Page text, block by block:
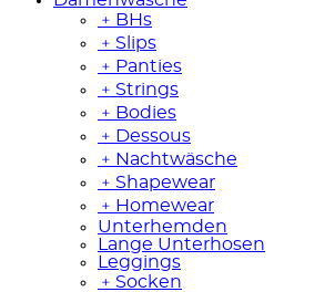
﹢ BHs
﹢ Slips
﹢ Panties
﹢ Strings
﹢ Bodies
﹢ Dessous
﹢ Nachtwäsche
﹢ Shapewear
﹢ Homewear
Unterhemden
Lange Unterhosen
Leggings
﹢ Socken